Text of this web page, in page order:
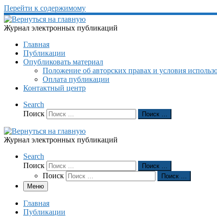
Перейти к содержимому
Журнал электронных публикаций
Главная
Публикации
Опубликовать материал
Положение об авторских правах и условия
Оплата публикации
Контактный центр
Search
Поиск
Поиск …
Журнал электронных публикаций
Search
Поиск
Поиск …
Поиск
Поиск …
Меню
Главная
Публикации